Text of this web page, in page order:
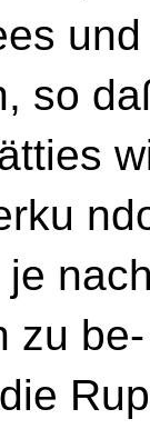
so
zu be-